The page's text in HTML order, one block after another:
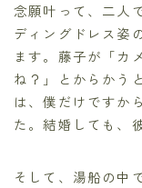
念願叶って、二人
ディングドレス姿
ます。藤子が「カ
ね？」とからかう
は、僕だけですか
た。結婚しても、
そして、湯船の中